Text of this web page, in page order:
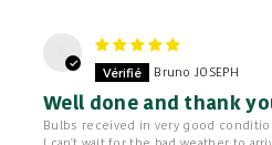
Bruno JOSEPH
Well done and thank
Bulbs received in very good